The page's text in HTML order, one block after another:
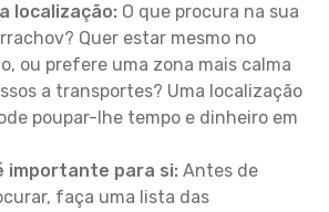
localização: O que procura na sua
Quer estar mesmo no
ou prefere uma zona mais calma
a transportes? Uma localização
poupar-lhe tempo e dinheiro em
importante para si: Antes de
faça uma lista das